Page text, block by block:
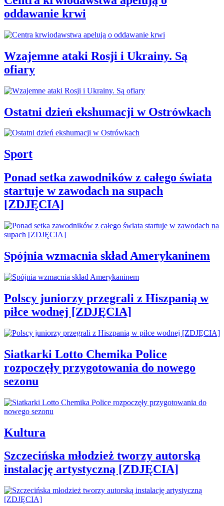
oddawanie krwi
Wzajemne ataki Rosji i Ukrainy. Są
ofiary
Ostatni dzień ekshumacji w Ostrówkach
Sport
Ponad setka zawodników z całego świata
startuje w zawodach na supach
[ZDJĘCIA]
Spójnia wzmacnia skład Amerykaninem
Polscy juniorzy przegrali z Hiszpanią w
piłce wodnej [ZDJĘCIA]
Siatkarki Lotto Chemika Police
rozpoczęły przygotowania do nowego
sezonu
Kultura
Szczecińska młodzież tworzy autorską
instalację artystyczną [ZDJĘCIA]